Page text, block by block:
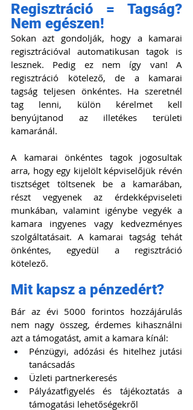
Regisztráció = Tagság?
Nem egészen!
Sokan azt gondolják, hogy a kamarai
regisztrációval automatikusan tagok is
lesznek. Pedig ez nem így van! A
regisztráció kötelező, de a kamarai
tagság teljesen önkéntes. Ha szeretnél
tag lenni, külön kérelmet kell
benyújtanod az illetékes területi
kamaránál.
A kamarai önkéntes tagok jogosultak
arra, hogy egy kijelölt képviselőjük révén
tisztséget töltsenek be a kamarában,
részt vegyenek az érdekképviseleti
munkában, valamint igénybe vegyék a
kamara ingyenes vagy kedvezményes
szolgáltatásait. A kamarai tagság tehát
önkéntes, egyedül a regisztráció
kötelező.
Mit kapsz a pénzedért?
Bár az évi 5000 forintos hozzájárulás
nem nagy összeg, érdemes kihasználni
azt a támogatást, amit a kamara kínál:
Pénzügyi, adózási és hitelhez jutási
tanácsadás
Üzleti partnerkeresés
Pályázatfigyelés és tájékoztatás a
támogatási lehetőségekről